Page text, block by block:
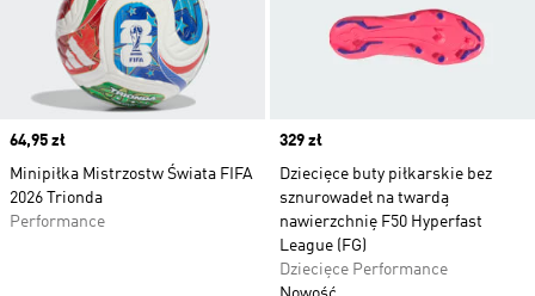
Price
64,95 zł
Minipiłka Mistrzostw Świata FIFA
2026 Trionda
Performance
Price
329 zł
Dziecięce buty piłkarskie bez
sznurowadeł na twardą
nawierzchnię F50 Hyperfast
League (FG)
Dziecięce Performance